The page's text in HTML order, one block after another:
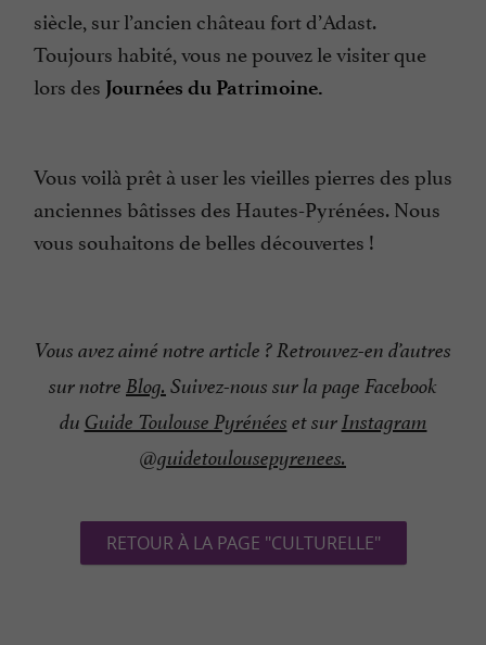
siècle, sur l’ancien château fort d’Adast.
Toujours habité, vous ne pouvez le visiter que
lors des Journées du Patrimoine.
Vous voilà prêt à user les vieilles pierres des plus
anciennes bâtisses des Hautes-Pyrénées. Nous
vous souhaitons de belles découvertes !
Vous avez aimé notre article ? Retrouvez-en d’autres
sur notre Blog. Suivez-nous sur la page Facebook
du Guide Toulouse Pyrénées et surInstagram
@guidetoulousepyrenees.
RETOUR À LA PAGE "CULTURELLE"